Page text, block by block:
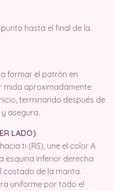
punto hasta el final de la
formar el patrón en
mida aproximadamente
terminando después de
asegura.
LADO)
ti (RS), une el color A
esquina inferior derecha
de la manta.
uniforme por todo el